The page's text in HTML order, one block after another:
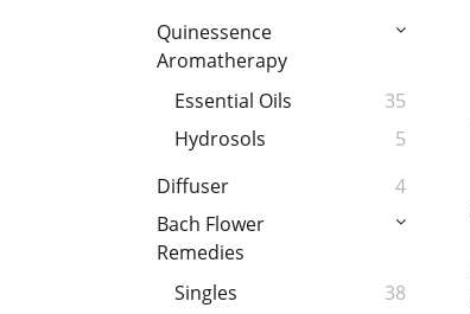
Quinessence
Aromatherapy
Essential Oils
35
Hydrosols
5
Diffuser
4
Bach Flower
Remedies
Singles
38